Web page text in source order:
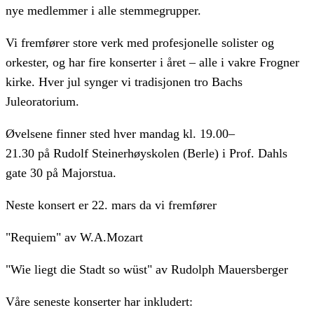
nye medlemmer i alle stemmegrupper.
Vi fremfører store verk med profesjonelle solister og
orkester, og har fire konserter i året – alle i vakre Frogner
kirke. Hver jul synger vi tradisjonen tro Bachs
Juleoratorium.
Øvelsene finner sted hver mandag kl. 19.00–
21.30 på Rudolf Steinerhøyskolen (Berle) i Prof. Dahls
gate 30 på Majorstua.
Neste konsert er 22. mars da vi fremfører
"Requiem" av W.A.Mozart
"Wie liegt die Stadt so wüst" av Rudolph Mauersberger
Våre seneste konserter har inkludert: